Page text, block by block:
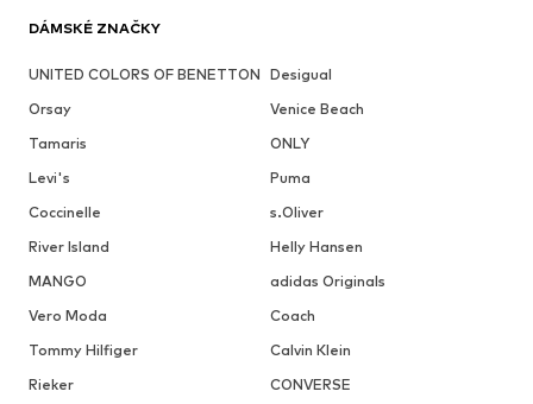
DÁMSKÉ ZNAČKY
UNITED COLORS OF BENETTON Desigual
Orsay
Venice Beach
Tamaris
ONLY
Levi's
Puma
Coccinelle
s.Oliver
River Island
Helly Hansen
MANGO
adidas Originals
Vero Moda
Coach
Tommy Hilfiger
Calvin Klein
Rieker
CONVERSE